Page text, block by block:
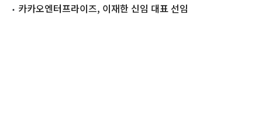
껑충(상보)
카카오엔터프라이즈, 이재한 신임 대표 선임